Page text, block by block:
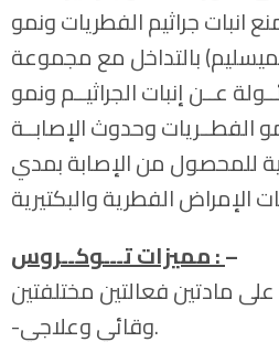
انبات جراثيم الفطريات ونمو
بالتداخل مع مجموعة
عــن إنبات الجراثيــم ونمو
الفطــريات وحدوث الإصابــة
للمحصول من الإصابة بمدي
مميزات تـــوكــروس :–
-وقائي وعلاجي.